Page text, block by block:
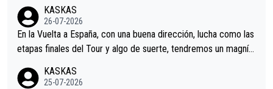
KASKAS
26-07-2026
En la Vuelta a España, con una buena dirección, lucha como las
etapas finales del Tour y algo de suerte, tendremos un magnífi
KASKAS
25-07-2026